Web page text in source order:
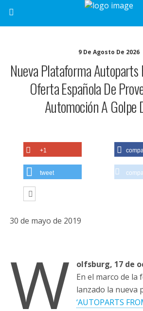
9 De Agosto De 2026
Nueva Plataforma Autoparts
Oferta Española De
Automoción A Golpe
+1
tweet
30 de mayo de 2019
W
olfsburg, 17 de
En el marco de la
lanzado la nueva
‘AUTOPARTS